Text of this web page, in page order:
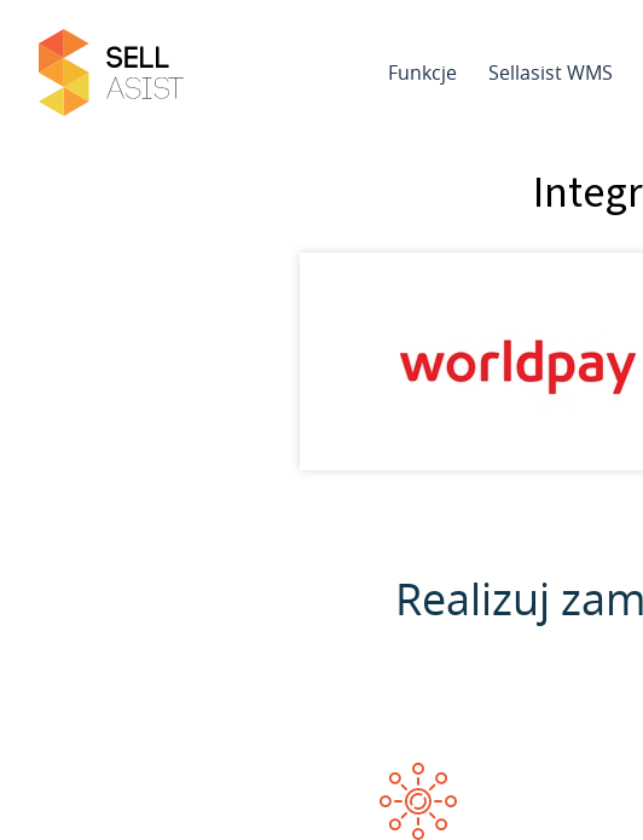
Funkcje Sellasist WMS
Realizuj